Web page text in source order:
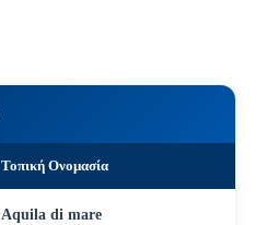
Τοπική Ονομασία
Aquila di mare